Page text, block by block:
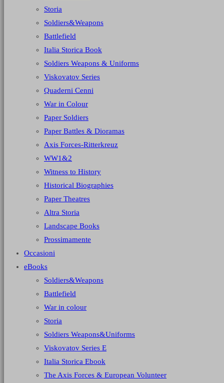
Storia
Soldiers&Weapons
Battlefield
Italia Storica Book
Soldiers Weapons & Uniforms
Viskovatov Series
Quaderni Cenni
War in Colour
Paper Soldiers
Paper Battles & Dioramas
Axis Forces-Ritterkreuz
WW1&2
Witness to History
Historical Biographies
Paper Theatres
Altra Storia
Landscape Books
Prossimamente
Occasioni
eBooks
Soldiers&Weapons
Battlefield
War in colour
Storia
Soldiers Weapons&Uniforms
Viskovatov Series E
Italia Storica Ebook
The Axis Forces & European Volunteer